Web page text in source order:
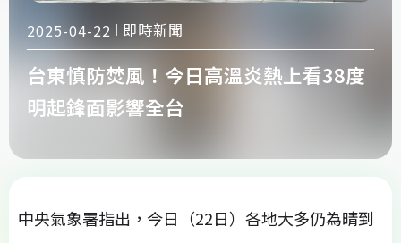
2025-04-22 即時新聞
台東慎防焚風！今日高溫炎熱上看38度
明起鋒面影響全台
中央氣象署指出，今日（22日）各地大多仍為晴到